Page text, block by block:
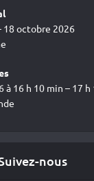
18 octobre 2026
à 16 h 10 min – 17 h
nous